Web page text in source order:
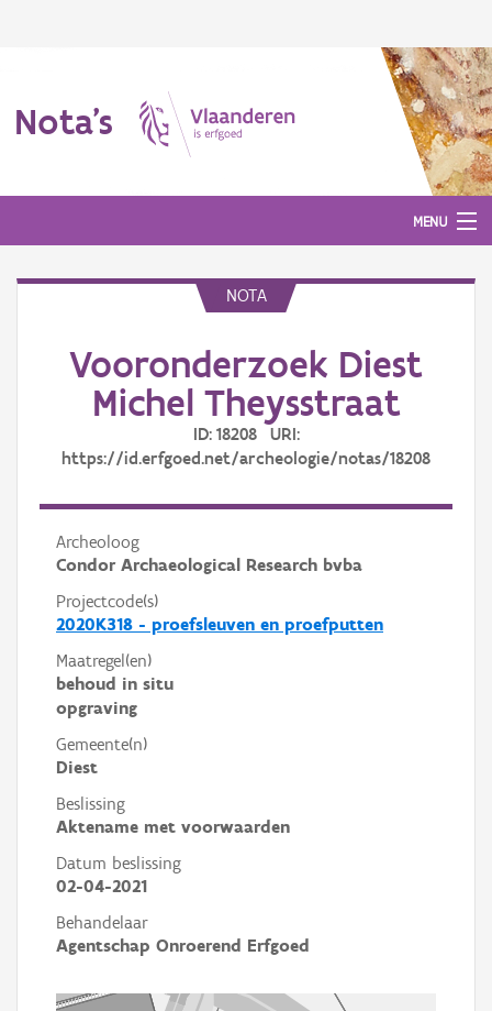
Nota's
MENU
Aanmelden
NOTA
Vooronderzoek Diest
Michel Theysstraat
ID: 18208 URI:
https://id.erfgoed.net/archeologie/notas/18208
Archeoloog
Condor Archaeological Research bvba
Projectcode(s)
2020K318 - proefsleuven en proefputten
Maatregel(en)
behoud in situ
opgraving
Gemeente(n)
Diest
Beslissing
Aktename met voorwaarden
Datum beslissing
02-04-2021
Behandelaar
Agentschap Onroerend Erfgoed